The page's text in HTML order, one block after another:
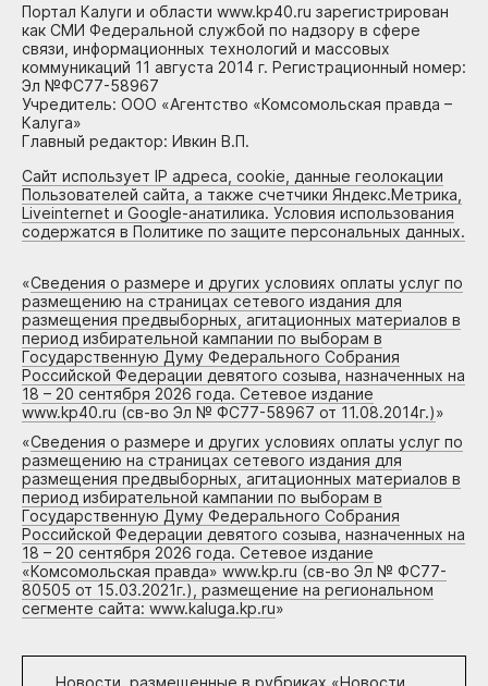
Портал Калуги и области www.kp40.ru зарегистрирован
как СМИ Федеральной службой по надзору в сфере
связи, информационных технологий и массовых
коммуникаций 11 августа 2014 г. Регистрационный номер:
Эл №ФС77-58967
Учредитель: ООО «Агентство «Комсомольская правда –
Калуга»
Главный редактор: Ивкин В.П.
Сайт использует IP адреса, cookie, данные геолокации
Пользователей сайта, а также счетчики Яндекс.Метрика,
Liveinternet и Google-анатилика. Условия использования
содержатся в Политике по защите персональных данных.
«Сведения о размере и других условиях оплаты услуг по
размещению на страницах сетевого издания для
размещения предвыборных, агитационных материалов в
период избирательной кампании по выборам в
Государственную Думу Федерального Собрания
Российской Федерации девятого созыва, назначенных на
18 – 20 сентября 2026 года. Сетевое издание
www.kp40.ru (св-во Эл № ФС77-58967 от 11.08.2014г.)»
«Сведения о размере и других условиях оплаты услуг по
размещению на страницах сетевого издания для
размещения предвыборных, агитационных материалов в
период избирательной кампании по выборам в
Государственную Думу Федерального Собрания
Российской Федерации девятого созыва, назначенных на
18 – 20 сентября 2026 года. Сетевое издание
«Комсомольская правда» www.kp.ru (св-во Эл № ФС77-
80505 от 15.03.2021г.), размещение на региональном
сегменте сайта: www.kaluga.kp.ru»
Новости, размещенные в рубриках «Новости